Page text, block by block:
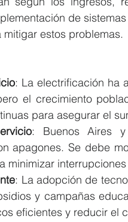
de
estos problemas.
: La electrificación ha
el crecimiento
para asegurar el
: Buenos Aires y
apagones. Se debe
minimizar
: La adopción de
y campañas
eficientes y reducir el